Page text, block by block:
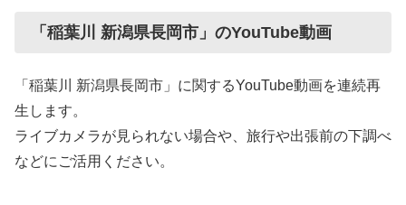
「稲葉川 新潟県長岡市」のYouTube動画
「稲葉川 新潟県長岡市」に関するYouTube動画を連続再
生します。
ライブカメラが見られない場合や、旅行や出張前の下調べ
などにご活用ください。